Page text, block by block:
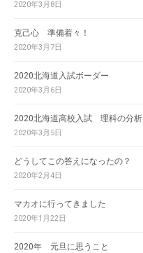
2020年3月8日
克己心 準備着々！
2020年3月7日
2020北海道入試ボーダー
2020年3月6日
2020北海道高校入試 理科の分析
2020年3月5日
どうしてこの答えになったの？
2020年2月4日
マカオに行ってきました
2020年1月22日
2020年 元旦に思うこと